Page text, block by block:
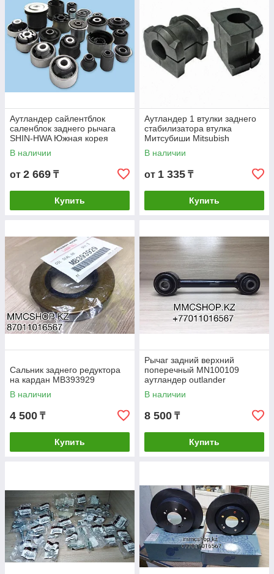
Аутландер сайлентблок
саленблок заднего рычага
SHIN-HWA Южная корея
Митсубиши Mitsubishi
Outlander
В наличии
от 2 669 ₸
Купить
Аутландер 1 втулки заднего
стабилизатора втулка
Митсубиши Mitsubish
Outlander первое поколение
В наличии
от 1 335 ₸
Купить
Сальник заднего редуктора
на кардан MB393929
В наличии
4 500 ₸
Купить
Рычаг задний верхний
поперечный MN100109
аутландер outlander
mitsubishi митсубиши
митсубиси запчасти
В наличии
8 500 ₸
Купить